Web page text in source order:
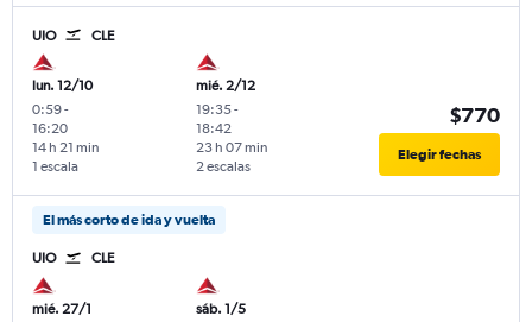
UIO CLE
lun. 12/10
0:59-
16:20
1 escala
14 h 21 min
mié. 2/12
19:35-
18:42
2 escalas
23 h 07 min
$770
Elegir fechas
El más corto de ida y vuelta
UIO CLE
mié. 27/1
sáb. 1/5